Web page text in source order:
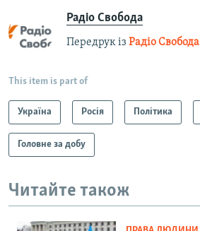
Радіо Свобода
Передрук із Радіо Свобода
This item is part of
Україна Росія Політика
Головне за добу
Читайте також